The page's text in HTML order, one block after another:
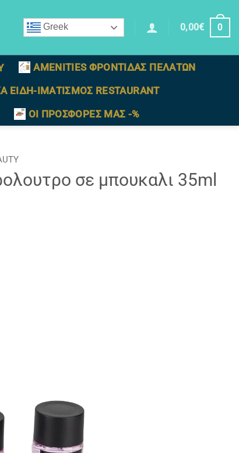
Greek 0,00€ 0
AMENITIES ΦΡΟΝΤΙΔΑΣ ΠΕΛΑΤΩΝ
ΕΙΔΗ-ΙΜΑΤΙΣΜΟΣ RESTAURANT
ΟΙ ΠΡΟΣΦΟΡΕΣ ΜΑΣ -%
σε μπουκαλι 35ml